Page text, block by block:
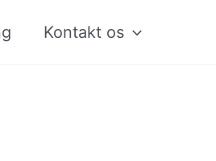
Kontakt os